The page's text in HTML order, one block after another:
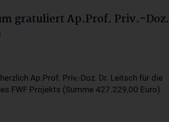
gratuliert Ap.Prof. Priv.-Doz.
Ap.Prof. Priv.-Doz. Dr. Leitsch für die
FWF Projekts (Summe 427.229,00 Euro)